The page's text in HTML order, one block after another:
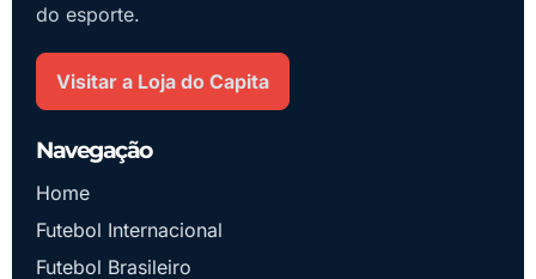
do esporte.
Visitar a Loja do Capita
Navegação
Home
Futebol Internacional
Futebol Brasileiro